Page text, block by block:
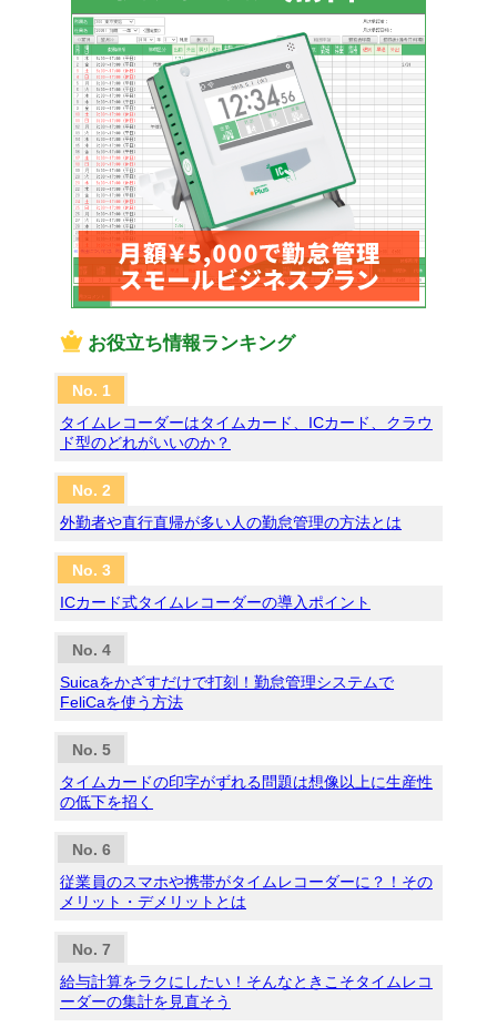
お役立ち情報ランキング
タイムレコーダーはタイムカード、ICカード、クラウ
ド型のどれがいいのか？
外勤者や直行直帰が多い人の勤怠管理の方法とは
ICカード式タイムレコーダーの導入ポイント
Suicaをかざすだけで打刻！勤怠管理システムで
FeliCaを使う方法
タイムカードの印字がずれる問題は想像以上に生産性
の低下を招く
従業員のスマホや携帯がタイムレコーダーに？！その
メリット・デメリットとは
給与計算をラクにしたい！そんなときこそタイムレコ
ーダーの集計を見直そう